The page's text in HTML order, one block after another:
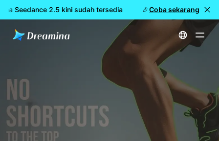
Seedance 2.5 kini sudah tersedia 🎉 Model baru LIVE:
Coba sekarang
Beranda Membuat Generator Desain AI Gratis